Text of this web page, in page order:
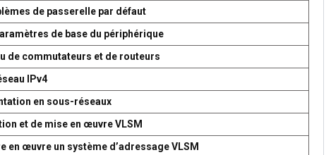
de passerelle par défaut
de base du périphérique
de commutateurs et de routeurs
IPv4
en sous-réseaux
et de mise en œuvre VLSM
en œuvre un système d’adressage VLSM